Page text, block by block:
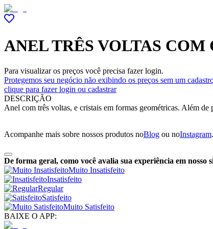
ANEL TRÊS VOLTAS
Para visualizar os preços você precisa fazer login.
Protegemos seu negócio não exibindo os preços sem um
clique para fazer login ou cadastrar
DESCRIÇÃO
Anel com três voltas, e cristais em formas geométricas. Além
Acompanhe mais sobre nossos produtos noBlog ou noInstagram.
De forma geral, como você avalia sua experiência em nosso
Muito Insatisfeito
Insatisfeito
Regular
Satisfeito
Muito Satisfeito
BAIXE O APP: